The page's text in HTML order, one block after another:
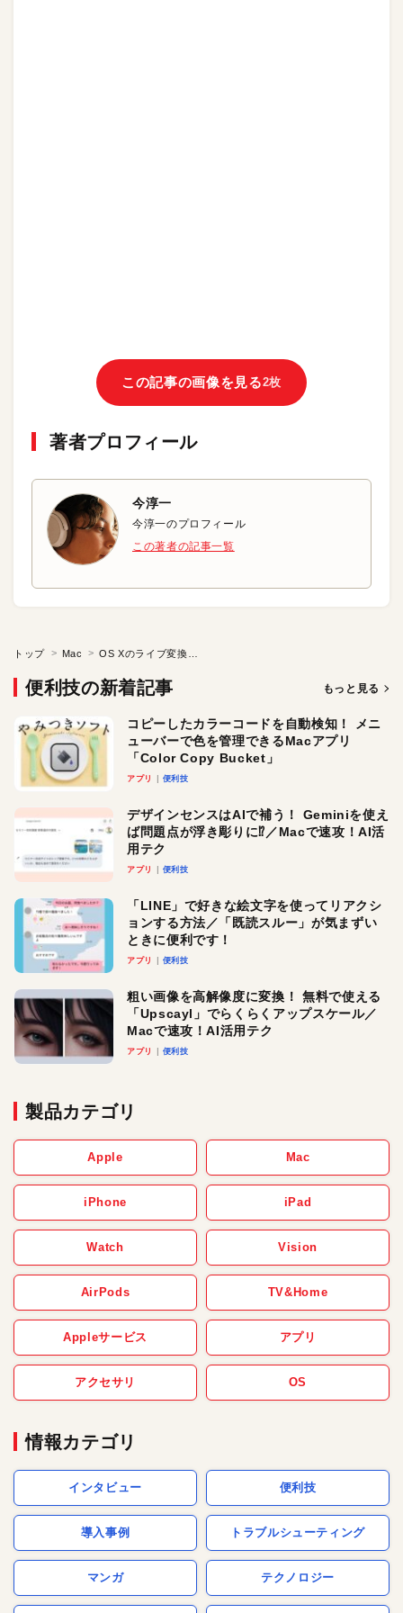
この記事の画像を見る2枚
著者プロフィール
今淳一
今淳一のプロフィール
この著者の記事一覧
トップ Mac
便利技の新着記事 もっと見る
コピーしたカラーコードを自動検知！ メニ
ューバーで色を管理できるMacアプリ
「Color Copy Bucket」
アプリ 便利技
デザインセンスはAIで補う！ Geminiを使え
ば問題点が浮き彫りに⁉︎／Macで速攻！AI活
用テク
アプリ 便利技
「LINE」で好きな絵文字を使ってリアクシ
ョンする方法／「既読スルー」が気まずい
ときに便利です！
アプリ 便利技
粗い画像を高解像度に変換！ 無料で使える
「Upscayl」でらくらくアップスケール／
Macで速攻！AI活用テク
アプリ 便利技
製品カテゴリ
Apple Mac
iPhone iPad
Watch Vision
AirPods TV&Home
Appleサービス アプリ
アクセサリ OS
情報カテゴリ
インタビュー 便利技
導入事例 トラブルシューティング
マンガ テクノロジー